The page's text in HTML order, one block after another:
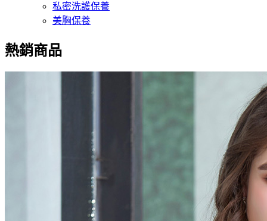
私密洗護保養
美胸保養
熱銷商品